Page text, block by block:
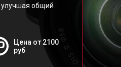
улучшая общий
Цена от 2100
руб